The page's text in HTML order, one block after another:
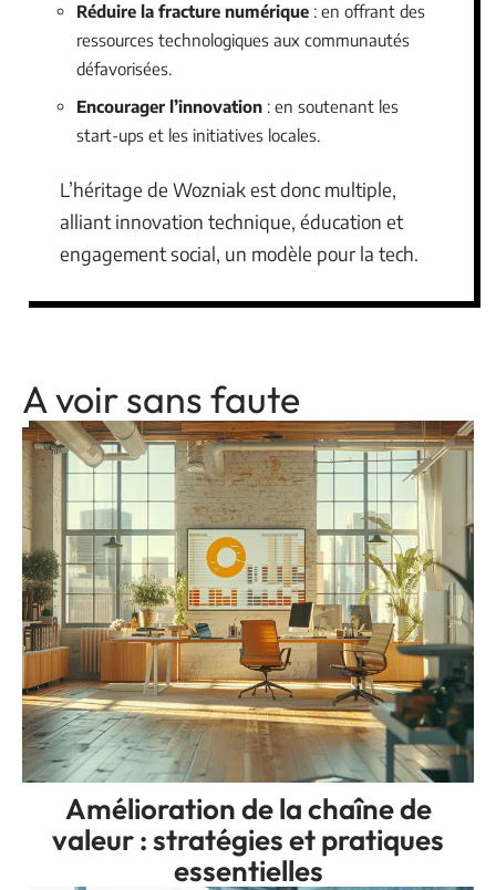
Réduire la fracture numérique : en offrant des
ressources technologiques aux communautés
défavorisées.
Encourager l’innovation : en soutenant les
start-ups et les initiatives locales.
L’héritage de Wozniak est donc multiple,
alliant innovation technique, éducation et
engagement social, un modèle pour la tech.
A voir sans faute
Amélioration de la chaîne de
valeur : stratégies et pratiques
essentielles